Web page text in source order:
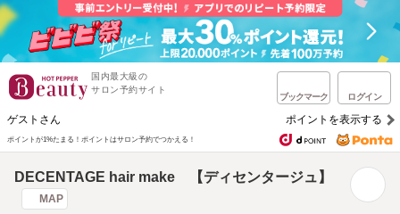
国内最大級の
サロン予約サイト
ブックマーク ログイン
ゲストさん ポイントを表示する
ポイントが1%たまる！ ポイントはサロン予約でつかえる！
DECENTAGE hair make 【ディセンタージュ】
MAP